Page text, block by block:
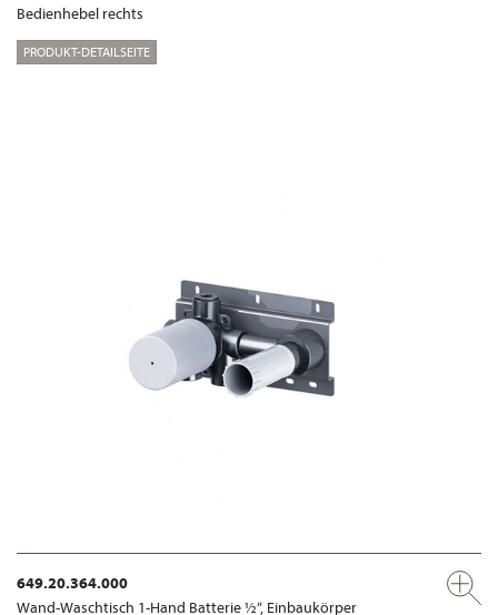
Bedienhebel rechts
PRODUKT-DETAILSEITE
649.20.364.000
Wand-Waschtisch 1-Hand Batterie ½“, Einbaukörper